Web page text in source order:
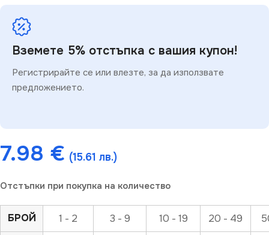
Вземете 5% отстъпка с вашия купон!
Регистрирайте се или влезте, за да използвате
предложението.
7.98 € (15.61 лв.)
Отстъпки при покупка на количество
БРОЙ 1 - 2 3 - 9 10 - 19 20 - 49